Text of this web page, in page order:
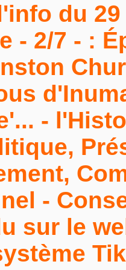
du
- 2/7 - :
-
-
sur le